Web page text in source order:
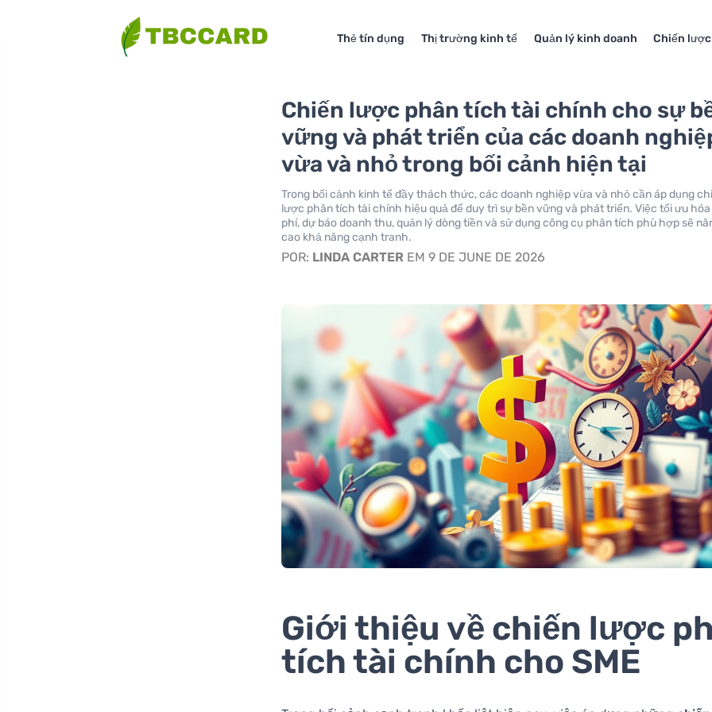
Thẻ tín dụng Thị trường kinh tế Quản lý kinh doanh Chiến
Chiến lược phân tích tài chính cho sự
vững và phát triển của các doanh
vừa và nhỏ trong bối cảnh hiện tại
Trong bối cảnh kinh tế đầy thách thức, các doanh nghiệp vừa và nhỏ cần áp dụng
lược phân tích tài chính hiệu quả để duy trì sự bền vững và phát triển. Việc tối ưu
phí, dự báo doanh thu, quản lý dòng tiền và sử dụng công cụ phân tích phù hợp sẽ
cao khả năng cạnh tranh.
POR: LINDA CARTER EM 9 DE JUNE DE 2026
Giới thiệu về chiến lược
tích tài chính cho SME